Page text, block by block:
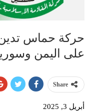
حركة حماس تدين
على اليمن
Share
أبريل 3, 2025